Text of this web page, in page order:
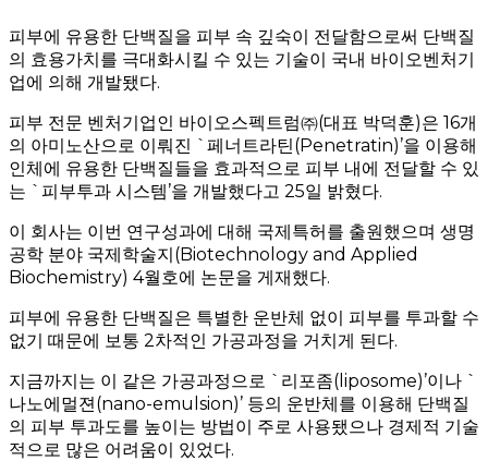
피부에 유용한 단백질을 피부 속 깊숙이 전달함으로써 단백질
의 효용가치를 극대화시킬 수 있는 기술이 국내 바이오벤처기
업에 의해 개발됐다.
피부 전문 벤처기업인 바이오스펙트럼㈜(대표 박덕훈)은 16개
의 아미노산으로 이뤄진 `페너트라틴(Penetratin)’을 이용해
인체에 유용한 단백질들을 효과적으로 피부 내에 전달할 수 있
는 `피부투과 시스템’을 개발했다고 25일 밝혔다.
이 회사는 이번 연구성과에 대해 국제특허를 출원했으며 생명
공학 분야 국제학술지(Biotechnology and Applied
Biochemistry) 4월호에 논문을 게재했다.
피부에 유용한 단백질은 특별한 운반체 없이 피부를 투과할 수
없기 때문에 보통 2차적인 가공과정을 거치게 된다.
지금까지는 이 같은 가공과정으로 `리포좀(liposome)’이나 `
나노에멀젼(nano-emulsion)’ 등의 운반체를 이용해 단백질
의 피부 투과도를 높이는 방법이 주로 사용됐으나 경제적 기술
적으로 많은 어려움이 있었다.